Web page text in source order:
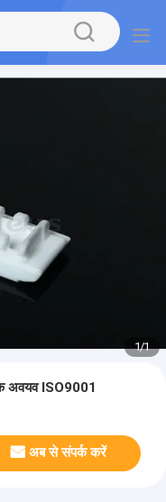
1/1
अवयव ISO9001
अब से संपर्क करें